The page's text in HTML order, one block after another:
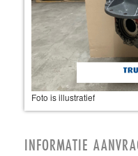
Foto is illustratief
INFORMATIE